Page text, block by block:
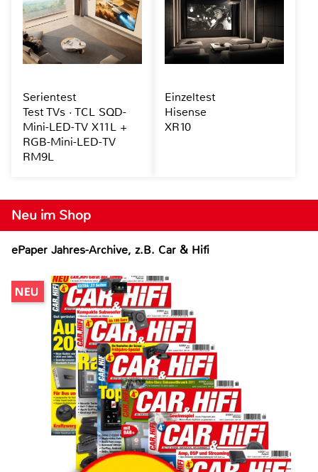
Neu im Shop
ePaper Jahres-Archive, z.B. Car & Hifi
Serientest
Test TVs · TCL SQD-
Mini-LED-TV X11L +
RGB-Mini-LED-TV
RM9L
Einzeltest
Hisense
XR10